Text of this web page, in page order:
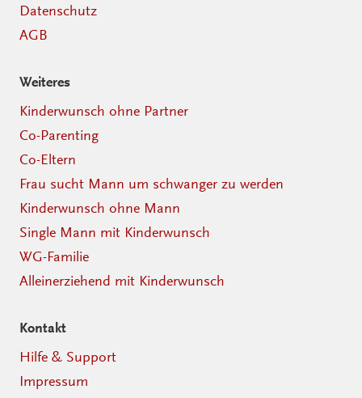
Datenschutz
AGB
Weiteres
Kinderwunsch ohne Partner
Co-Parenting
Co-Eltern
Frau sucht Mann um schwanger zu werden
Kinderwunsch ohne Mann
Single Mann mit Kinderwunsch
WG-Familie
Alleinerziehend mit Kinderwunsch
Kontakt
Hilfe & Support
Impressum